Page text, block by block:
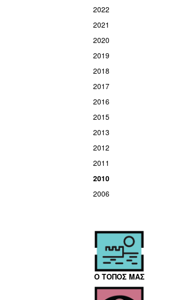
2022
2021
2020
2019
2018
2017
2016
2015
2013
2012
2011
2010
2006
Ο ΤΟΠΟΣ ΜΑΣ